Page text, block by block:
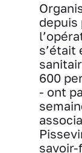
depuis
s’était
600
- ont
savoir-